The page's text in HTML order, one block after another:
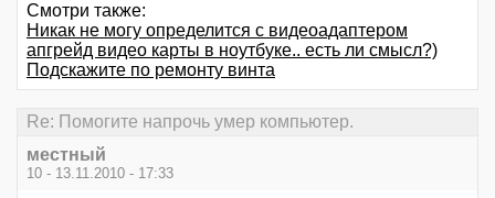
Смотри также:
Никак не могу определится с видеоадаптером
апгрейд видео карты в ноутбуке.. есть ли смысл?)
Подскажите по ремонту винта
Re: Помогите напрочь умер компьютер.
местный
10 - 13.11.2010 - 17:33